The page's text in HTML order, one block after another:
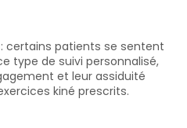
: certains patients se sentent
type de suivi personnalisé,
et leur assiduité
kiné prescrits.